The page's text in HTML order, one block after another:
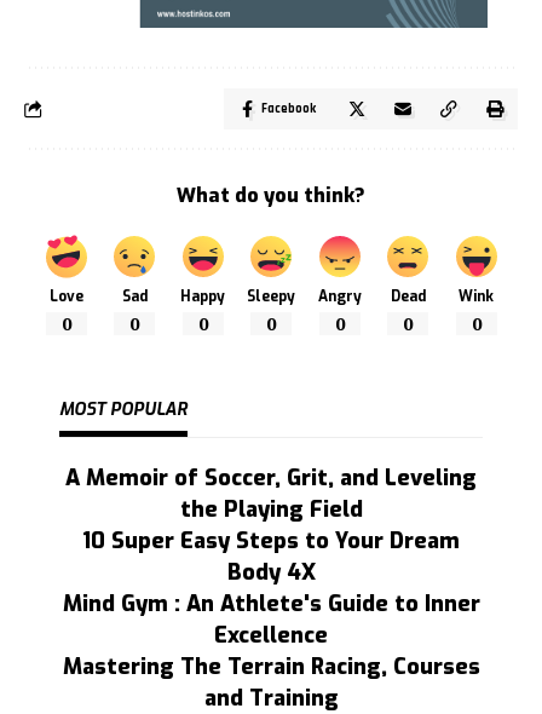
Facebook
What do you think?
Love
0
Sad
0
Happy
0
Sleepy
0
Angry
0
Dead
0
Wink
0
MOST POPULAR
A Memoir of Soccer, Grit, and Leveling
the Playing Field
10 Super Easy Steps to Your Dream
Body 4X
Mind Gym : An Athlete's Guide to Inner
Excellence
Mastering The Terrain Racing, Courses
and Training